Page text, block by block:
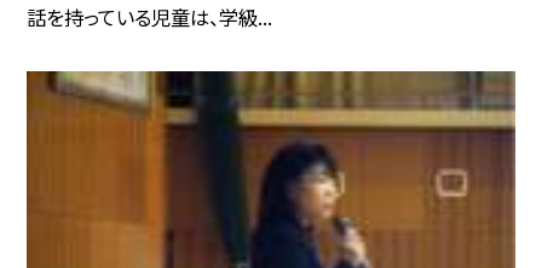
話を持っている児童は、学級...